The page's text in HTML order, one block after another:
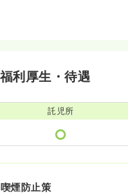
福利厚生・待遇
託児所
煙防止策